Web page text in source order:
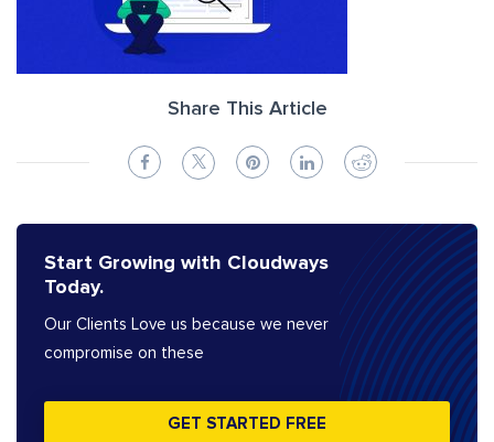
Share This Article
Start Growing with Cloudways
Today.
Our Clients Love us because we never
compromise on these
GET STARTED FREE